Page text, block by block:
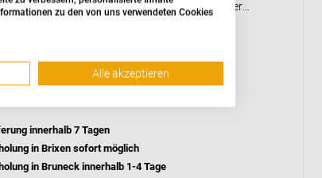
Scherkopf mit schwimmender
Batteriebetrieben mit 2 AA-
Batterien. Geeignet für Beine,
Details
innerhalb 7 Tagen
in Brixen sofort möglich
in Bruneck innerhalb 1-4 Tage
zu den von uns verwendeten Cookies
Alle akzeptieren